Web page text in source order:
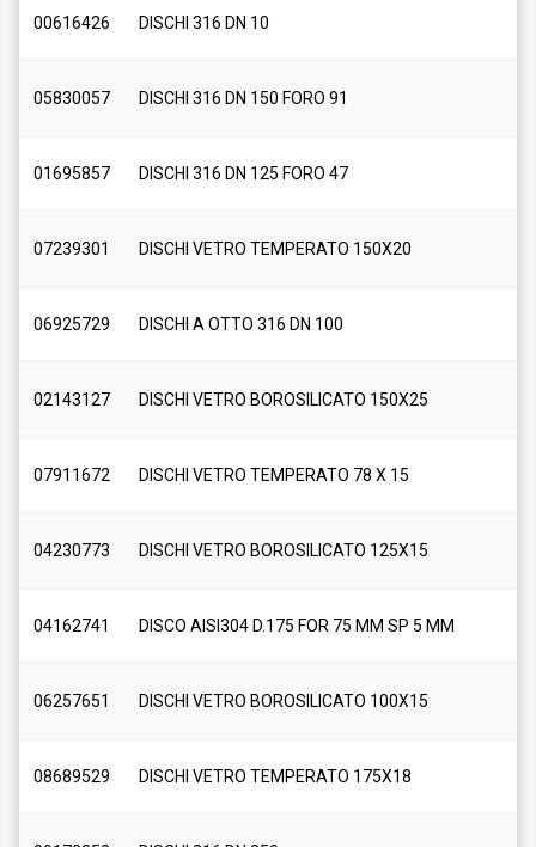
00616426 DISCHI 316 DN 10
05830057 DISCHI 316 DN 150 FORO 91
01695857 DISCHI 316 DN 125 FORO 47
07239301 DISCHI VETRO TEMPERATO 150X20
06925729 DISCHI A OTTO 316 DN 100
02143127 DISCHI VETRO BOROSILICATO 150X25
07911672 DISCHI VETRO TEMPERATO 78 X 15
04230773 DISCHI VETRO BOROSILICATO 125X15
04162741 DISCO AISI304 D.175 FOR 75 MM SP 5 MM
06257651 DISCHI VETRO BOROSILICATO 100X15
08689529 DISCHI VETRO TEMPERATO 175X18